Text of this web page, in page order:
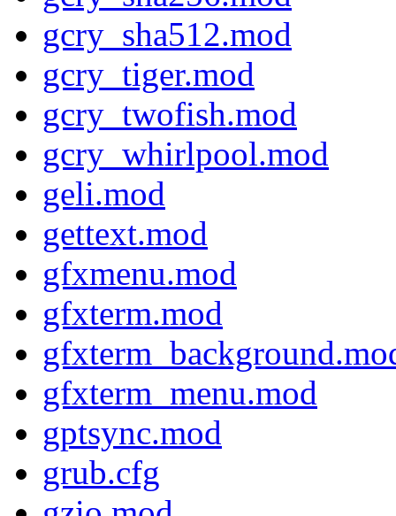
gcry_sha512.mod
gcry_tiger.mod
gcry_twofish.mod
gcry_whirlpool.mod
geli.mod
gettext.mod
gfxmenu.mod
gfxterm.mod
gfxterm_menu.mod
gptsync.mod
grub.cfg